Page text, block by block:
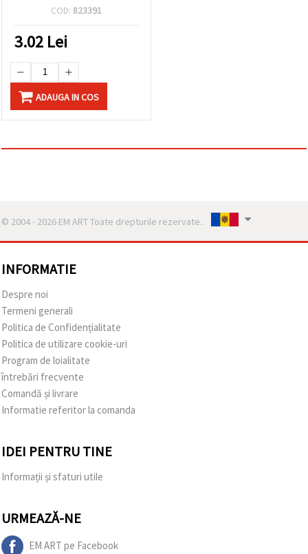
COD: 823391
3.02 Lei
ADAUGA IN COS
© 2004 - 2026 EM ART Toate drepturile rezervate..
INFORMATIE
Despre noi
Termeni generali
Politica de Confidențialitate
Politica de utilizare cookie-uri
Program de loialitate
întrebări frecvente
Comandă și livrare
Informatie referitor la comanda
IDEI PENTRU TINE
Informații și sfaturi utile
URMEAZĂ-NE
EM ART pe Facebook